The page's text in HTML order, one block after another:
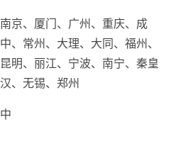
京、厦门、广州、重庆、成
、常州、大理、大同、福州、
明、丽江、宁波、南宁、秦皇
、无锡、郑州